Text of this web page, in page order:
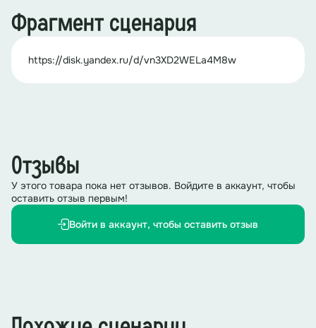
Фрагмент сценария
https://disk.yandex.ru/d/vn3XD2WELa4M8w
Отзывы
У этого товара пока нет отзывов. Войдите в аккаунт, чтобы
оставить отзыв первым!
Войти в аккаунт, чтобы оставить отзыв